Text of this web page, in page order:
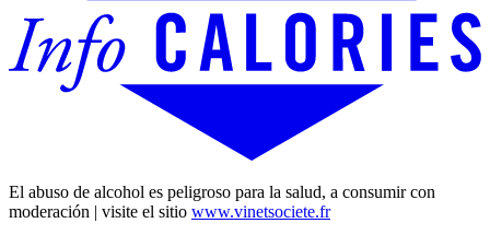
El abuso de alcohol es peligroso para la salud, a consumir con
moderación | visite el sitio www.vinetsociete.fr